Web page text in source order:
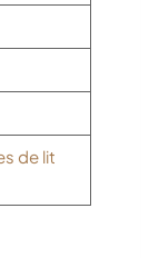
de lit